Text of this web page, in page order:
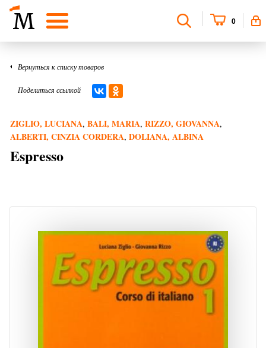
0
Вернуться к списку товаров
Поделиться ссылкой
ZIGLIO, LUCIANA, BALI, MARIA, RIZZO, GIOVANNA,
ALBERTI, CINZIA CORDERA, DOLIANA, ALBINA
Espresso